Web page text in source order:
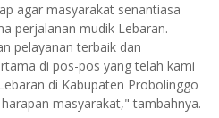
agar masyarakat senantiasa
perjalanan mudik Lebaran.
pelayanan terbaik dan
di pos-pos yang telah kami
di Kabupaten Probolinggo
masyarakat," tambahnya.